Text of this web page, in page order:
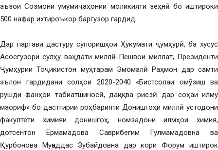
аъзои Созмони умумиҷаҳонии моликияти зеҳнӣ бо иштироки
500 нафар ихтироъкор баргузор гардид.
Дар партави дастуру супоришҳои Ҳукумати ҷумҳурӣ, ба хусус
Асосгузори сулҳу ваҳдати миллӣ-Пешвои миллат, Президенти
Ҷумҳурии Тоҷикистон муҳтарам Эмомалӣ Раҳмон дар самти
эълон гардидани солҳои 2020-2040 «Бистсолаи омӯзиш ва
рушди фанҳои табиатшиносӣ, дақиқ ва риёзӣ дар соҳаи илму
маориф» бо дастгирии роҳбарияти Донишгоҳи миллӣ устодони
факултети химияи донишгоҳ, номзадони илмҳои химия,
дотсентон Ёрмамадова Саврибегим Гулмамадовна ва
Қурбонова Муқаддас Зубайдовна дар кори Форум иштирок